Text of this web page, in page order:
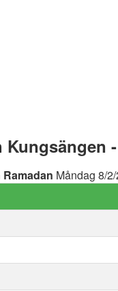
Kungsängen
Ramadan Måndag 8/